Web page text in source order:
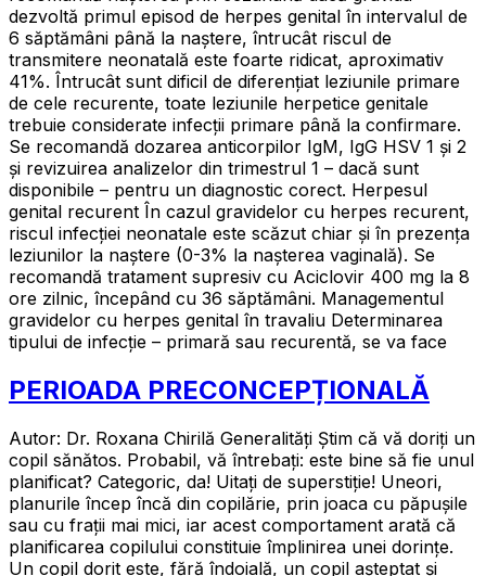
dezvoltă primul episod de herpes genital în intervalul de
6 săptămâni până la naștere, întrucât riscul de
transmitere neonatală este foarte ridicat, aproximativ
41%. Întrucât sunt dificil de diferențiat leziunile primare
de cele recurente, toate leziunile herpetice genitale
trebuie considerate infecții primare până la confirmare.
Se recomandă dozarea anticorpilor IgM, IgG HSV 1 și 2
și revizuirea analizelor din trimestrul 1 – dacă sunt
disponibile – pentru un diagnostic corect. Herpesul
genital recurent În cazul gravidelor cu herpes recurent,
riscul infecției neonatale este scăzut chiar și în prezența
leziunilor la naștere (0-3% la nașterea vaginală). Se
recomandă tratament supresiv cu Aciclovir 400 mg la 8
ore zilnic, începând cu 36 săptămâni. Managementul
gravidelor cu herpes genital în travaliu Determinarea
tipului de infecție – primară sau recurentă, se va face
PERIOADA PRECONCEPȚIONALĂ
Autor: Dr. Roxana Chirilă Generalități Știm că vă doriți un
copil sănătos. Probabil, vă întrebați: este bine să fie unul
planificat? Categoric, da! Uitați de superstiţie! Uneori,
planurile încep încă din copilărie, prin joaca cu păpușile
sau cu frații mai mici, iar acest comportament arată că
planificarea copilului constituie împlinirea unei dorințe.
Un copil dorit este, fără îndoială, un copil așteptat și